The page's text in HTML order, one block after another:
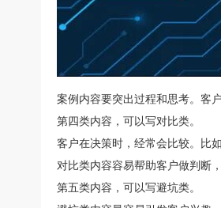
案例内容要突出过程和思考。客
第四类内容，可以写对比类。
客户在决策时，经常会比较。比
对比类内容容易帮助客户做判断
第五类内容，可以写避坑类。